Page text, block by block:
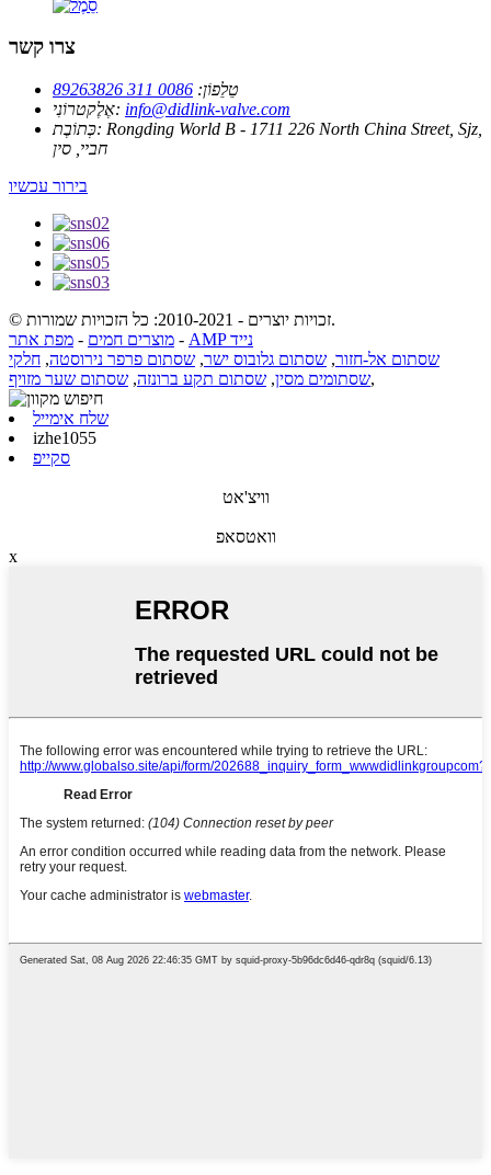
צרו קשר
טֵלֵפוֹן: 0086 311 89263826
אֶלֶקטרוֹנִי: info@didlink-valve.com
כְּתוֹבֶת: Rongding World B - 1711 226 North China Street, Sjz,
חביי, סין
בירור עכשיו
© זכויות יוצרים - 2010-2021: כל הזכויות שמורות.
מוצרים חמים - מפת אתר -
AMP נייד
שסתום אל-חזור, שסתום גלובוס ישר, שסתום פרפר נירוסטה, חלקי
שסתומים מסין, שסתום תקע ברונזה, שסתום שער מזויף ,
שלח אימייל
izhe1055
סקייפ
וויצ'אט
וואטסאפ
x